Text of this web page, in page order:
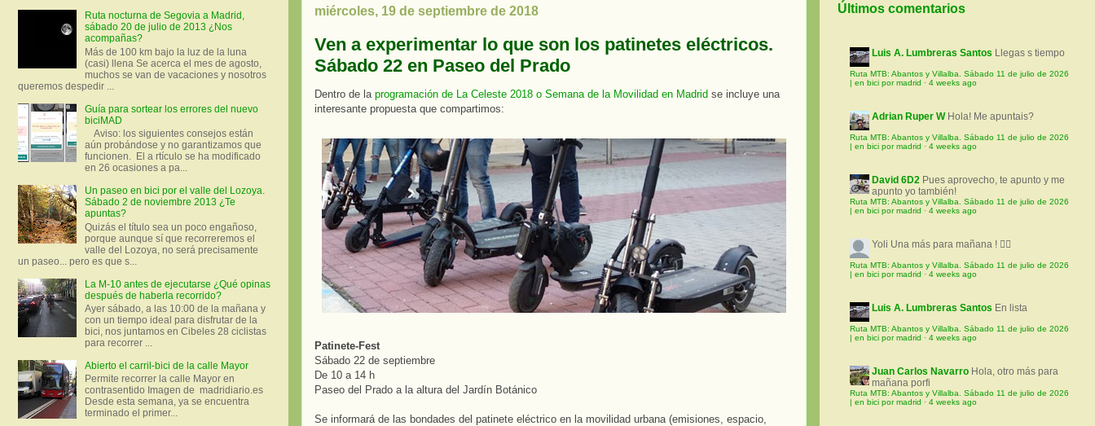
miércoles, 19 de septiembre de 2018
Ven a experimentar lo que son los patinetes eléctricos.
Sábado 22 en Paseo del Prado
Dentro de la programación de La Celeste 2018 o Semana de la Movilidad en Madrid se incluye una
interesante propuesta que compartimos:
Patinete-Fest
Sábado 22 de septiembre
De 10 a 14 h
Paseo del Prado a la altura del Jardín Botánico
Se informará de las bondades del patinete eléctrico en la movilidad urbana (emisiones, espacio,
Ruta nocturna de Segovia a Madrid,
sábado 20 de julio de 2013 ¿Nos
acompañas?
Más de 100 km bajo la luz de la luna
(casi) llena Se acerca el mes de agosto,
muchos se van de vacaciones y nosotros
queremos despedir ...
Guía para sortear los errores del nuevo
biciMAD
Aviso: los siguientes consejos están
aún probándose y no garantizamos que
funcionen. El a rtículo se ha modificado
en 26 ocasiones a pa...
Un paseo en bici por el valle del Lozoya.
Sábado 2 de noviembre 2013 ¿Te
apuntas?
Quizás el título sea un poco engañoso,
porque aunque sí que recorreremos el
valle del Lozoya, no será precisamente
un paseo... pero es que s...
La M-10 antes de ejecutarse ¿Qué opinas
después de haberla recorrido?
Ayer sábado, a las 10:00 de la mañana y
con un tiempo ideal para disfrutar de la
bici, nos juntamos en Cibeles 28 ciclistas
para recorrer ...
Abierto el carril-bici de la calle Mayor
Permite recorrer la calle Mayor en
contrasentido Imagen de madridiario.es
Desde esta semana, ya se encuentra
terminado el primer...
Últimos comentarios
Luis A. Lumbreras Santos Llegas s tiempo
Ruta MTB: Abantos y Villalba. Sábado 11 de julio de 2026
| en bici por madrid · 4 weeks ago
Adrian Ruper W Hola! Me apuntais?
Ruta MTB: Abantos y Villalba. Sábado 11 de julio de 2026
| en bici por madrid · 4 weeks ago
David 6D2 Pues aprovecho, te apunto y me
apunto yo también!
Ruta MTB: Abantos y Villalba. Sábado 11 de julio de 2026
| en bici por madrid · 4 weeks ago
Yoli Una más para mañana ! 🚵‍♀️
Ruta MTB: Abantos y Villalba. Sábado 11 de julio de 2026
| en bici por madrid · 4 weeks ago
Luis A. Lumbreras Santos En lista
Ruta MTB: Abantos y Villalba. Sábado 11 de julio de 2026
| en bici por madrid · 4 weeks ago
Juan Carlos Navarro Hola, otro más para
mañana porfi
Ruta MTB: Abantos y Villalba. Sábado 11 de julio de 2026
| en bici por madrid · 4 weeks ago